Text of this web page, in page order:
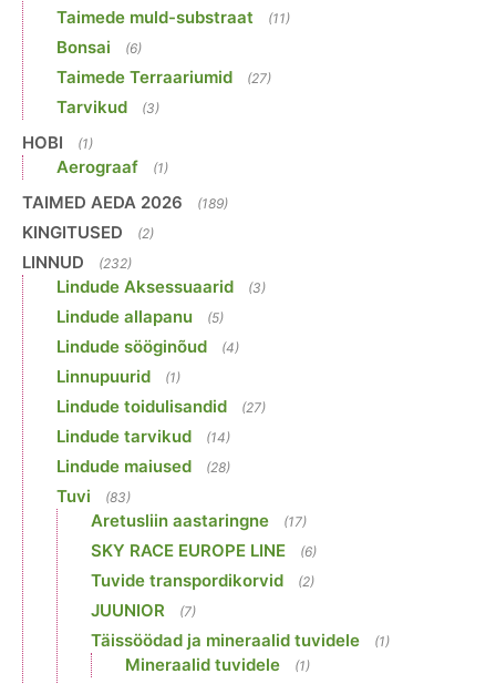
Taimede muld-substraat (11)
Bonsai (6)
Taimede Terraariumid (27)
Tarvikud (3)
HOBI (1)
Aerograaf (1)
TAIMED AEDA 2026 (189)
KINGITUSED (2)
LINNUD (232)
Lindude Aksessuaarid (3)
Lindude allapanu (5)
Lindude sööginõud (4)
Linnupuurid (1)
Lindude toidulisandid (27)
Lindude tarvikud (14)
Lindude maiused (28)
Tuvi (83)
Aretusliin aastaringne (17)
SKY RACE EUROPE LINE (6)
Tuvide transpordikorvid (2)
JUUNIOR (7)
Täissöödad ja mineraalid tuvidele (1)
Mineraalid tuvidele (1)